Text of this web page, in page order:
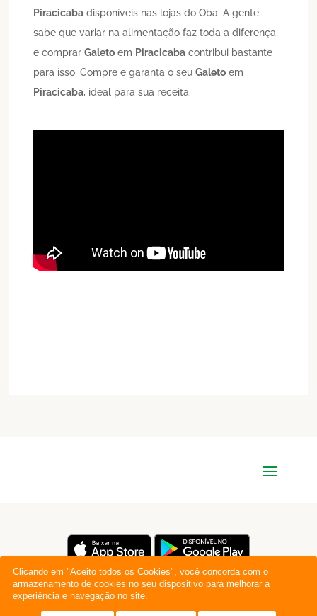
Piracicaba disponíveis nas lojas do Oba. A gente
sabe que variar na alimentação faz toda a diferença,
e comprarGaleto em Piracicaba contribui bastante
para isso. Compre e garanta o seuGaleto em
Piracicaba, ideal para sua receita.
Clicando em "Aceito todos os Cookies", você concorda com o
armazenamento de cookies no seu dispositivo para melhorar a
experiência e navegação no site.